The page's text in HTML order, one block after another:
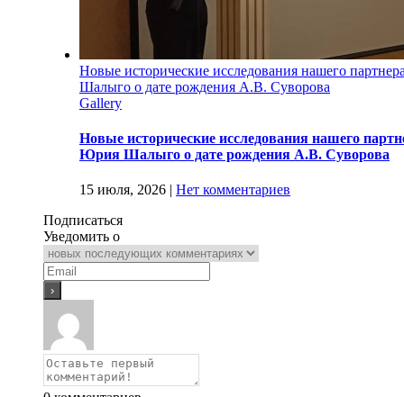
Новые исторические исследования нашего
Шалыго о дате рождения А.В. Суворова
Gallery
Новые исторические исследования нашего
Юрия Шалыго о дате рождения А.В. Суворова
15 июля, 2026 | Нет комментариев
Подписаться
Уведомить о